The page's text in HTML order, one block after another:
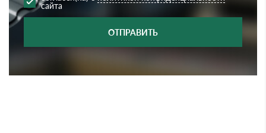
сайта
ОТПРАВИТЬ